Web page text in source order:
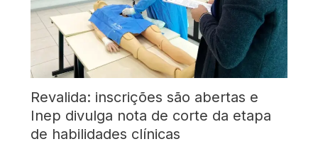
Revalida: inscrições são abertas e
Inep divulga nota de corte da etapa
de habilidades clínicas